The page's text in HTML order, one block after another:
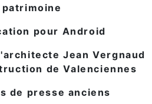
patrimoine
pour Android
Jean Vergnaud
de Valenciennes
de presse anciens